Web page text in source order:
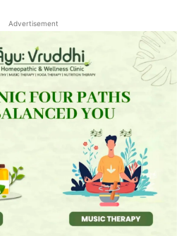
Advertisement